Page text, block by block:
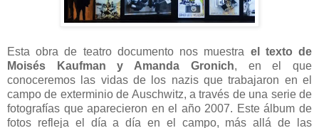
Esta obra de teatro documento nos muestra el texto de
Moisés Kaufman y Amanda Gronich, en el que
conoceremos las vidas de los nazis que trabajaron en el
campo de exterminio de Auschwitz, a través de una serie de
fotografías que aparecieron en el año 2007. Este álbum de
fotos refleja el día a día en el campo, más allá de las